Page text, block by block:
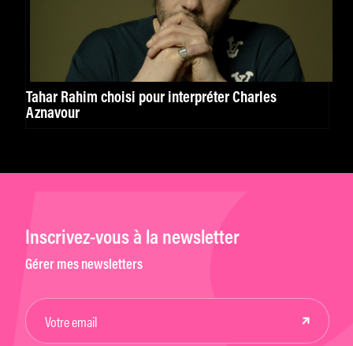
Tahar Rahim choisi pour interpréter Charles
Aznavour
Inscrivez-vous à la newsletter
Gérer mes newsletters